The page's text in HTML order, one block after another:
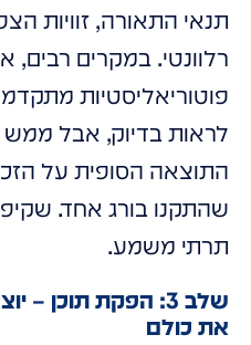
תנאי התאורה, זוויות
רלוונטי. במקרים רבים,
פוטוריאליסטיות
לראות בדיוק, אבל ממש
התוצאה הסופית על
שהתקנו בורג אחד.
תרתי משמע.
שלב 3: הפקת תוכן
את כולם